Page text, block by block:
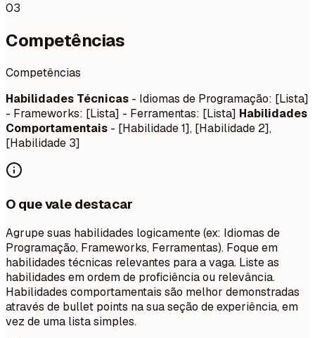
03
Competências
Competências
Habilidades Técnicas - Idiomas de Programação: [Lista]
- Frameworks: [Lista] - Ferramentas: [Lista] Habilidades
Comportamentais - [Habilidade 1], [Habilidade 2],
[Habilidade 3]
O que vale destacar
Agrupe suas habilidades logicamente (ex: Idiomas de
Programação, Frameworks, Ferramentas). Foque em
habilidades técnicas relevantes para a vaga. Liste as
habilidades em ordem de proficiência ou relevância.
Habilidades comportamentais são melhor demonstradas
através de bullet points na sua seção de experiência, em
vez de uma lista simples.